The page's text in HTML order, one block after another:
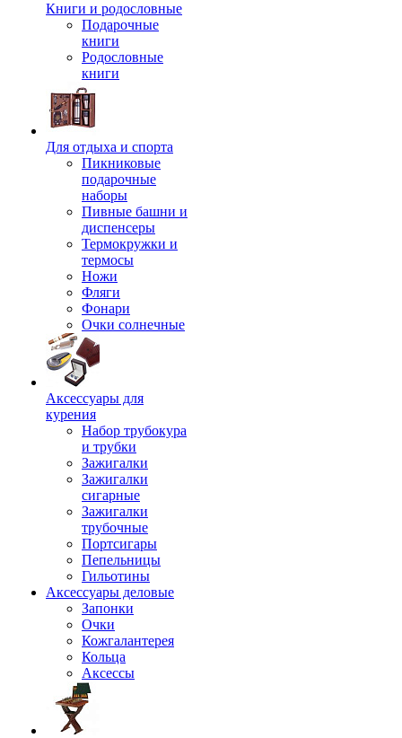
Книги и родословные
Подарочные
книги
Родословные
книги
Для отдыха и спорта
Пикниковые
подарочные
наборы
Пивные башни и
диспенсеры
Термокружки и
термосы
Ножи
Фляги
Фонари
Очки солнечные
Аксессуары для
курения
Набор трубокура
и трубки
Зажигалки
Зажигалки
сигарные
Зажигалки
трубочные
Портсигары
Пепельницы
Гильотины
Аксессуары деловые
Запонки
Очки
Кожгалантерея
Кольца
Аксессы